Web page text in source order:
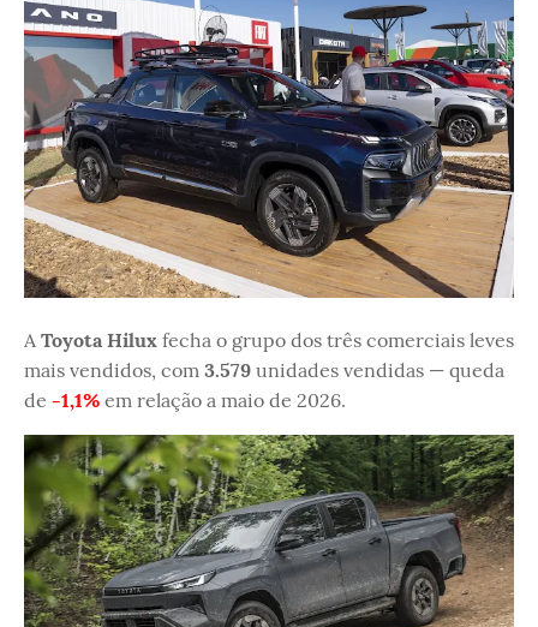
A Toyota Hilux fecha o grupo dos três comerciais leves
mais vendidos, com 3.579 unidades vendidas — queda
de -1,1% em relação a maio de 2026.